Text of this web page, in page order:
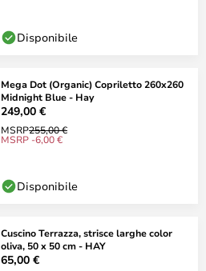
Disponibile
Mega Dot (Organic) Copriletto 260x260
Midnight Blue - Hay
249,00 €
MSRP255,00 €
MSRP -6,00 €
Disponibile
Cuscino Terrazza, strisce larghe color
oliva, 50 x 50 cm - HAY
65,00 €